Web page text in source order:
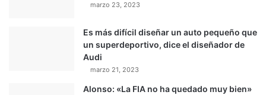
marzo 23, 2023
Es más difícil diseñar un auto pequeño que
un superdeportivo, dice el diseñador de
Audi
marzo 21, 2023
Alonso: «La FIA no ha quedado muy bien»